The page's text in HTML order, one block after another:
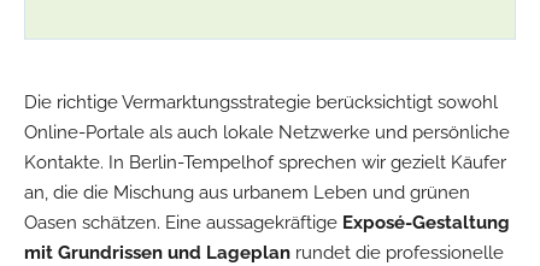
Die richtige Vermarktungsstrategie berücksichtigt sowohl
Online-Portale als auch lokale Netzwerke und persönliche
Kontakte. In Berlin-Tempelhof sprechen wir gezielt Käufer
an, die die Mischung aus urbanem Leben und grünen
Oasen schätzen. Eine aussagekräftige Exposé-Gestaltung
mit Grundrissen und Lageplan rundet die professionelle